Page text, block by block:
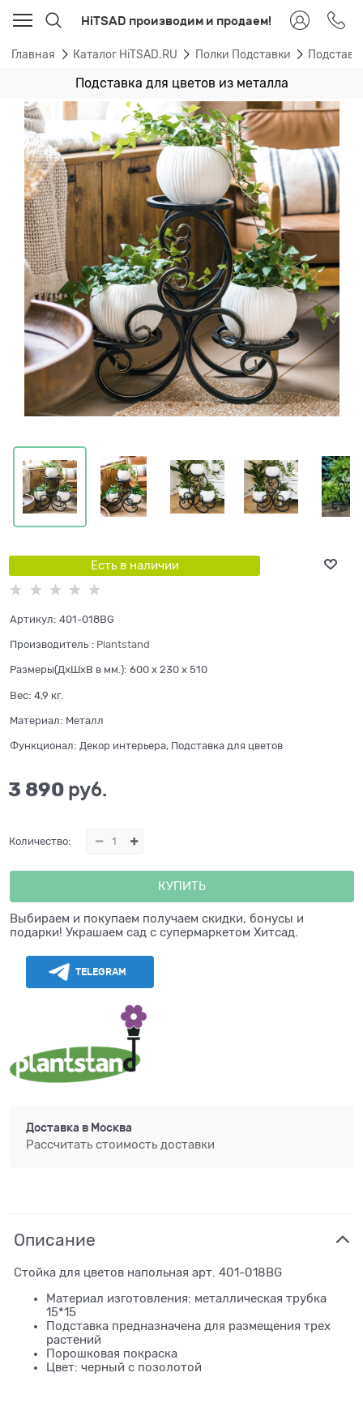
HiTSAD производим и продаем!
Главная Каталог HiTSAD.RU Полки Подставки
Подставка для цветов из металла
Есть в наличии
Артикул: 401-018BG
Производитель : Plantstand
Размеры(ДхШхВ в мм.): 600 x 230 x 510
Вес: 4,9 кг.
Материал: Металл
Функционал: Декор интерьера, Подставка для цветов
3 890 руб.
Количество:
КУПИТЬ
Выбираем и покупаем получаем скидки, бонусы и
подарки! Украшаем сад с супермаркетом Хитсад.
TELEGRAM
Доставка в Москва
Рассчитать стоимость доставки
Описание
Стойка для цветов напольная арт. 401-018BG
Материал изготовления: металлическая трубка
15*15
Подставка предназначена для размещения трех
растений
Порошковая покраска
Цвет: черный с позолотой